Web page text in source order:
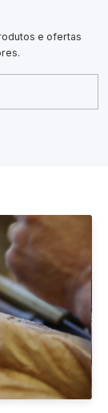
e ofertas